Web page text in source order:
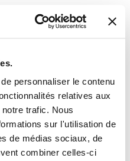
personnaliser le contenu
relatives aux
trafic. Nous
sur l'utilisation de
de médias sociaux, de
combiner celles-ci